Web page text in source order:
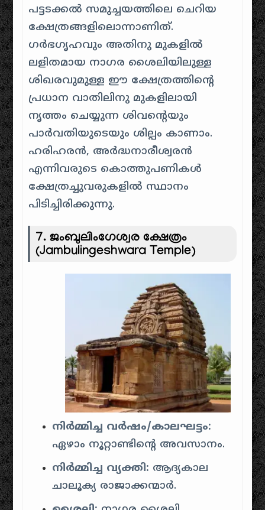
പട്ടടക്കൽ സമുച്ചയത്തിലെ ചെറിയ
ക്ഷേത്രങ്ങളിലൊന്നാണിത്.
ഗർഭഗൃഹവും അതിനു മുകളിൽ
ലളിതമായ നാഗര ശൈലിയിലുള്ള
ശിഖരവുമുള്ള ഈ ക്ഷേത്രത്തിന്റെ
പ്രധാന വാതിലിനു മുകളിലായി
നൃത്തം ചെയ്യുന്ന ശിവന്റെയും
പാർവതിയുടെയും ശില്പം കാണാം.
ഹരിഹരൻ, അർദ്ധനാരീശ്വരൻ
എന്നിവരുടെ കൊത്തുപണികൾ
ക്ഷേത്രച്ചുവരുകളിൽ സ്ഥാനം
പിടിച്ചിരിക്കുന്നു.
7. ജംബുലിംഗേശ്വര ക്ഷേത്രം
(Jambulingeshwara Temple)
നിർമ്മിച്ച വർഷം/കാലഘട്ടം:
ഏഴാം നൂറ്റാണ്ടിന്റെ അവസാനം.
നിർമ്മിച്ച വ്യക്തി: ആദ്യകാല
ചാലൂക്യ രാജാക്കന്മാർ.